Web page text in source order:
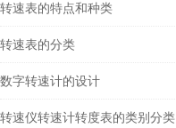
转速表的特点和种类
转速表的分类
数字转速计的设计
转速仪转速计转度表的类别分类